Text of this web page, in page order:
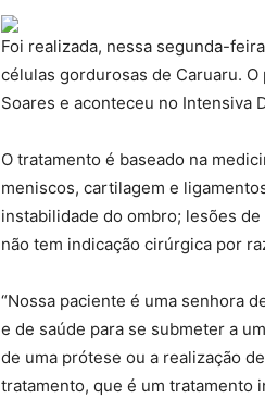
Foi realizada, nessa segunda-
células gordurosas de Caruaru.
Soares e aconteceu no Intensiva
O tratamento é baseado na
meniscos, cartilagem e
instabilidade do ombro; lesões
não tem indicação cirúrgica por
“Nossa paciente é uma senhora
e de saúde para se submeter a
de uma prótese ou a realização
tratamento, que é um tratamento